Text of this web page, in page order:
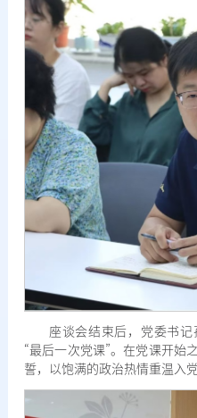
座谈会结束后，党委书记
“最后一次党课”。在党课开始
誓，以饱满的政治热情重温入党